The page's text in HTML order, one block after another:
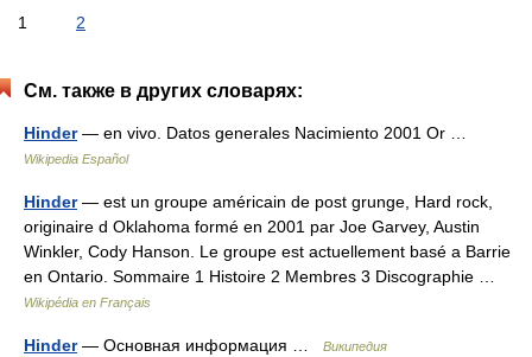
1 2
См. также в других словарях:
Hinder— en vivo. Datos generales Nacimiento 2001 Or …
Wikipedia Español
Hinder— est un groupe américain de post grunge, Hard rock,
originaire d Oklahoma formé en 2001 par Joe Garvey, Austin
Winkler, Cody Hanson. Le groupe est actuellement basé a Barrie
en Ontario. Sommaire 1 Histoire 2 Membres 3 Discographie …
Wikipédia en Français
Hinder— Основная информация … Википедия